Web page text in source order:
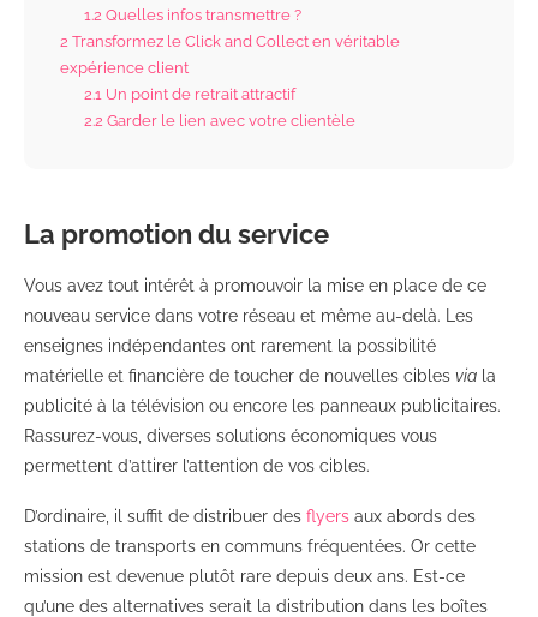
1.2Quelles infos transmettre ?
2Transformez le Click and Collect en véritable
expérience client
2.1Un point de retrait attractif
2.2Garder le lien avec votre clientèle
La promotion du service
Vous avez tout intérêt à promouvoir la mise en place de ce
nouveau service dans votre réseau et même au-delà. Les
enseignes indépendantes ont rarement la possibilité
matérielle et financière de toucher de nouvelles cibles via la
publicité à la télévision ou encore les panneaux publicitaires.
Rassurez-vous, diverses solutions économiques vous
permettent d’attirer l’attention de vos cibles.
D’ordinaire, il suffit de distribuer des flyers aux abords des
stations de transports en communs fréquentées. Or cette
mission est devenue plutôt rare depuis deux ans. Est-ce
qu’une des alternatives serait la distribution dans les boîtes